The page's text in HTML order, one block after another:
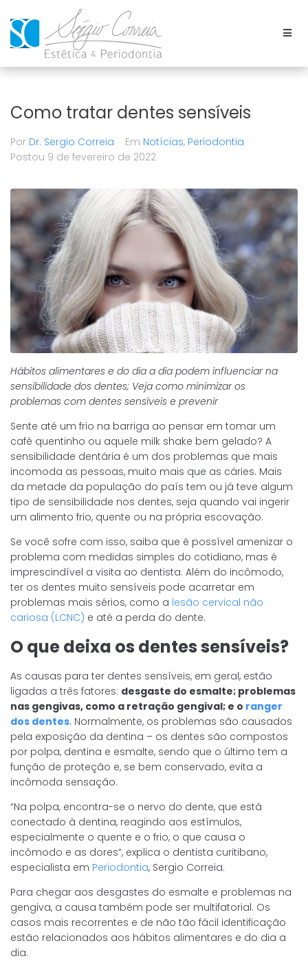
Como tratar dentes sensíveis
Por Dr. Sergio Correia Em Notícias, Periodontia
Postou 9 de fevereiro de 2022
Hábitos alimentares e do dia a dia podem influenciar na
sensibilidade dos dentes; Veja como minimizar os
problemas com dentes sensíveis e prevenir
Sente até um frio na barriga ao pensar em tomar um
café quentinho ou aquele milk shake bem gelado? A
sensibilidade dentária é um dos problemas que mais
incomoda as pessoas, muito mais que as cáries. Mais
da metade da população do país tem ou já teve algum
tipo de sensibilidade nos dentes, seja quando vai ingerir
um alimento frio, quente ou na própria escovação.
Se você sofre com isso, saiba que é possível amenizar o
problema com medidas simples do cotidiano, mas é
imprescindível a visita ao dentista. Além do incômodo,
ter os dentes muito sensíveis pode acarretar em
problemas mais sérios, como a lesão cervical não
cariosa (LCNC) e até a perda do dente.
O que deixa os dentes sensíveis?
As causas para ter dentes sensíveis, em geral, estão
ligadas a três fatores: desgaste do esmalte; problemas
nas gengivas, como a retração gengival; e o ranger
dos dentes. Normalmente, os problemas são causados
pela exposição da dentina – os dentes são compostos
por polpa, dentina e esmalte, sendo que o último tem a
função de proteção e, se bem conservado, evita a
incômoda sensação.
“Na polpa, encontra-se o nervo do dente, que está
conectado à dentina, reagindo aos estímulos,
especialmente o quente e o frio, o que causa o
incômodo e as dores”, explica o dentista curitibano,
especialista em Periodontia, Sergio Correia.
Para chegar aos desgastes do esmalte e problemas na
gengiva, a causa também pode ser multifatorial. Os
casos mais recorrentes e de não tão fácil identificação
estão relacionados aos hábitos alimentares e do dia a
dia.